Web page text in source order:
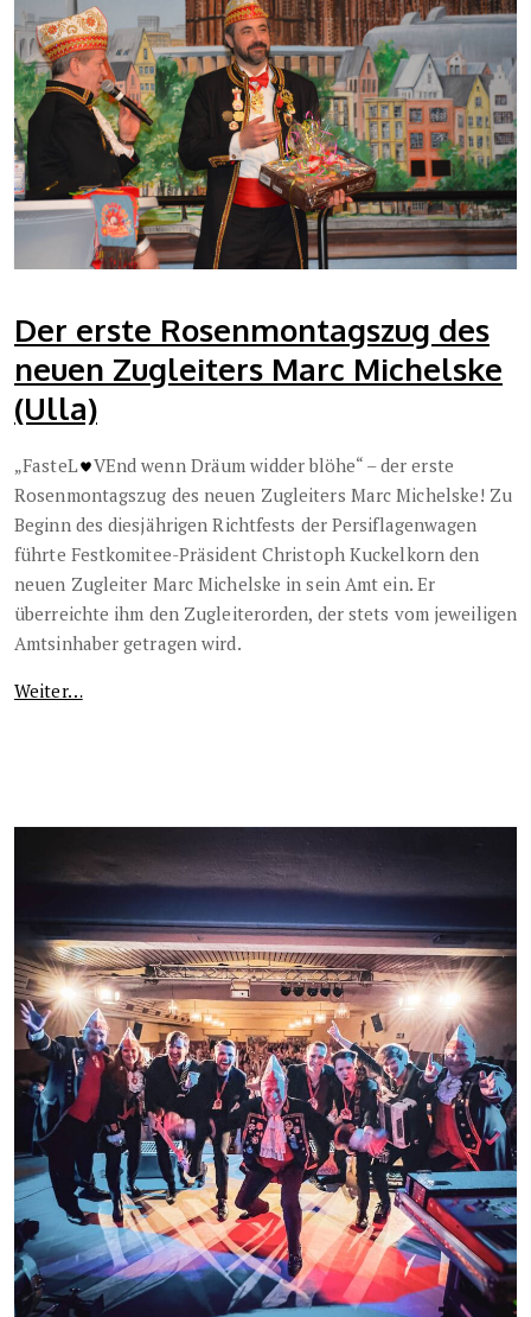
Der erste Rosenmontagszug des
neuen Zugleiters Marc Michelske
(Ulla)
„FasteL
VEnd wenn Dräum widder blöhe“ – der erste
Rosenmontagszug des neuen Zugleiters Marc Michelske! Zu
Beginn des diesjährigen Richtfests der Persiflagenwagen
führte Festkomitee-Präsident Christoph Kuckelkorn den
neuen Zugleiter Marc Michelske in sein Amt ein. Er
überreichte ihm den Zugleiterorden, der stets vom jeweiligen
Amtsinhaber getragen wird.
Weiter…